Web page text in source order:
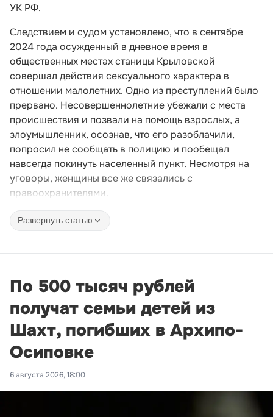
УК РФ.
Следствием и судом установлено, что в сентябре
2024 года осужденный в дневное время в
общественных местах станицы Крыловской
совершал действия сексуального характера в
отношении малолетних. Одно из преступлений было
прервано. Несовершеннолетние убежали с места
происшествия и позвали на помощь взрослых, а
злоумышленник, осознав, что его разоблачили,
попросил не сообщать в полицию и пообещал
навсегда покинуть населенный пункт. Несмотря на
уговоры, женщины все же связались с
правоохранителями.
Развернуть статью
По 500 тысяч рублей
получат семьи детей из
Шахт, погибших в Архипо-
Осиповке
6 августа 2026, 18:00